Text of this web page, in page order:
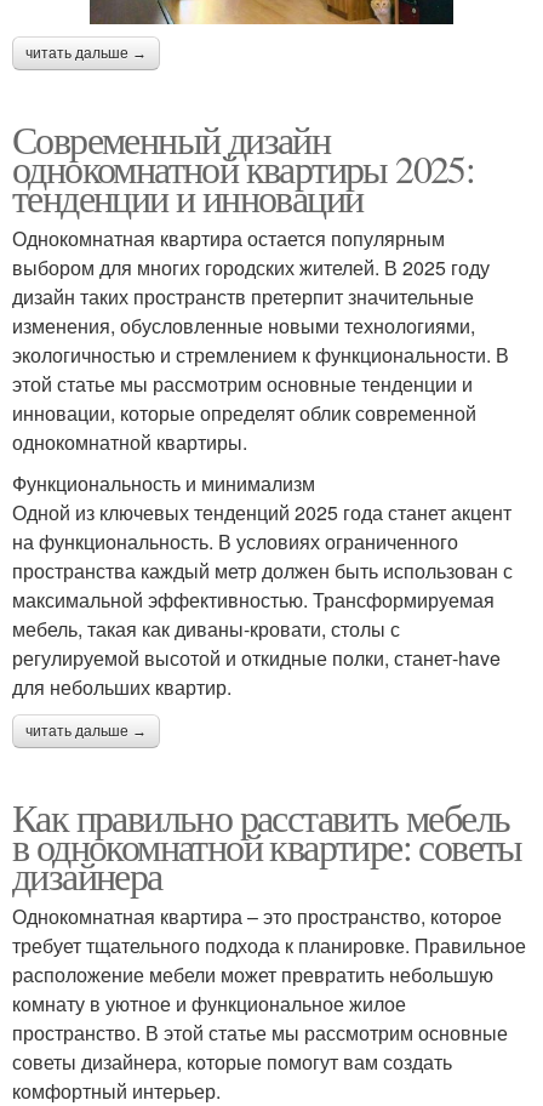
читать дальше →
Современный дизайн
однокомнатной квартиры 2025:
тенденции и инновации
Однокомнатная квартира остается популярным
выбором для многих городских жителей. В 2025 году
дизайн таких пространств претерпит значительные
изменения, обусловленные новыми технологиями,
экологичностью и стремлением к функциональности. В
этой статье мы рассмотрим основные тенденции и
инновации, которые определят облик современной
однокомнатной квартиры.
Функциональность и минимализм
Одной из ключевых тенденций 2025 года станет акцент
на функциональность. В условиях ограниченного
пространства каждый метр должен быть использован с
максимальной эффективностью. Трансформируемая
мебель, такая как диваны-кровати, столы с
регулируемой высотой и откидные полки, станет-have
для небольших квартир.
читать дальше →
Как правильно расставить мебель
в однокомнатной квартире: советы
дизайнера
Однокомнатная квартира – это пространство, которое
требует тщательного подхода к планировке. Правильное
расположение мебели может превратить небольшую
комнату в уютное и функциональное жилое
пространство. В этой статье мы рассмотрим основные
советы дизайнера, которые помогут вам создать
комфортный интерьер.